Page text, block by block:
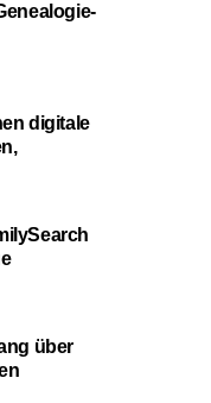
digitale
über